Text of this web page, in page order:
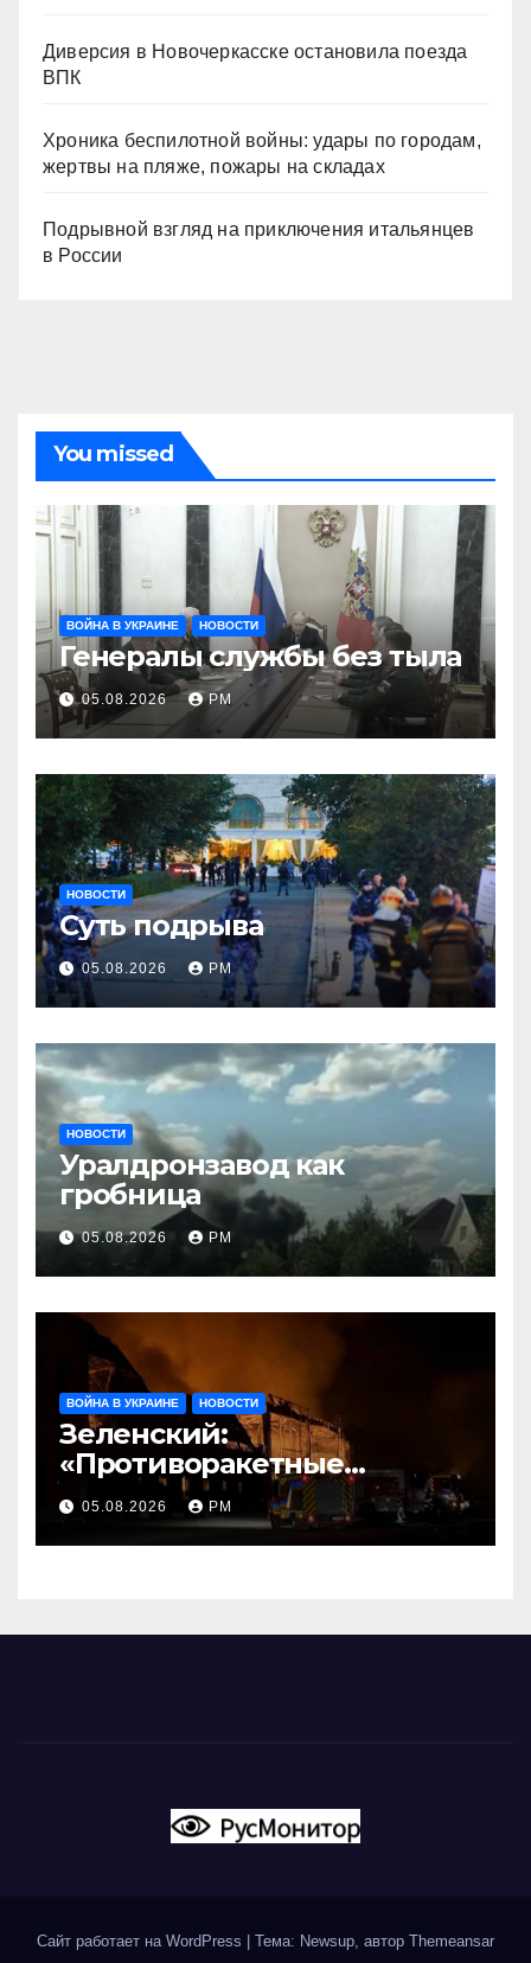
Диверсия в Новочеркасске остановила поезда
ВПК
Хроника беспилотной войны: удары по городам,
жертвы на пляже, пожары на складах
Подрывной взгляд на приключения итальянцев
в России
You missed
ВОЙНА В УКРАИНЕ НОВОСТИ
Генералы службы без тыла
05.08.2026 РМ
НОВОСТИ
Суть подрыва
05.08.2026 РМ
НОВОСТИ
Уралдронзавод как
гробница
05.08.2026 РМ
ВОЙНА В УКРАИНЕ НОВОСТИ
Зеленский:
«Противоракетные
средства могли бы спасти
погибших сегодня»
05.08.2026 РМ
Сайт работает на WordPress Тема: Newsup, автор Themeansar